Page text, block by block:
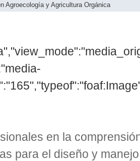
usted aquí
Agroecología y Agricultura Orgánica
en la
para el diseño y